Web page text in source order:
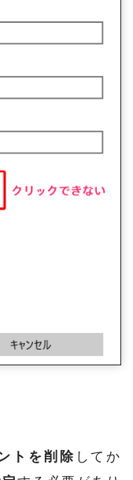
トを削除 してか